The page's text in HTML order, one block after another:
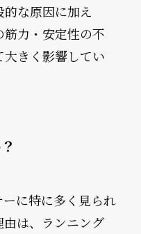
な原因に加え
力・安定性の不
きく影響してい
に特に多く見られ
は、ランニング